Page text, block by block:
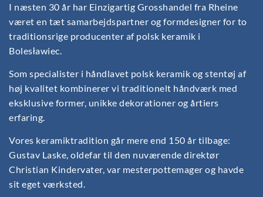
I næsten 30 år har Einzigartig Grosshandel fra Rheine
været en tæt samarbejdspartner og formdesigner for to
traditionsrige producenter af polsk keramik i
Bolesławiec.
Som specialister i håndlavet polsk keramik og stentøj af
høj kvalitet kombinerer vi traditionelt håndværk med
eksklusive former, unikke dekorationer og årtiers
erfaring.
Vores keramiktradition går mere end 150 år tilbage:
Gustav Laske, oldefar til den nuværende direktør
Christian Kindervater, var mesterpottemager og havde
sit eget værksted.